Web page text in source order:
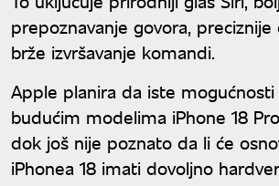
prepoznavanje govora,
brže izvršavanje komandi.
Apple planira da iste
budućim modelima iPhone 18
dok još nije poznato da li će
iPhonea 18 imati dovoljno